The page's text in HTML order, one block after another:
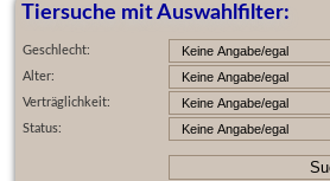
Tiersuche mit Auswahlfilter:
Geschlecht:
Alter:
Verträglichkeit:
Status: